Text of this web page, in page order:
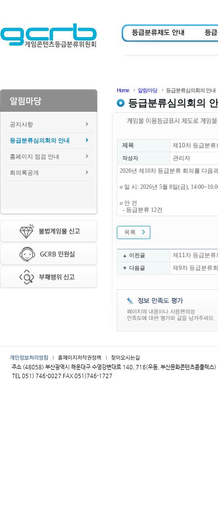
공지사항
등급분류심의회의 안내
홈페이지 점검 안내
회의록공개
Home 알림마당 등급분류심의회의 안내
등급분류심의회의
제목 제10차 등급분류
작성자
관리자
2026년 제10차 등급분류 회의를 다음
o 일 시: 2026년 5월 8일(금),
o 안 건
- 등급분류 12건
목록
▲ 이전글 제11차 등급분류
▼ 다음글 제9차 등급분류